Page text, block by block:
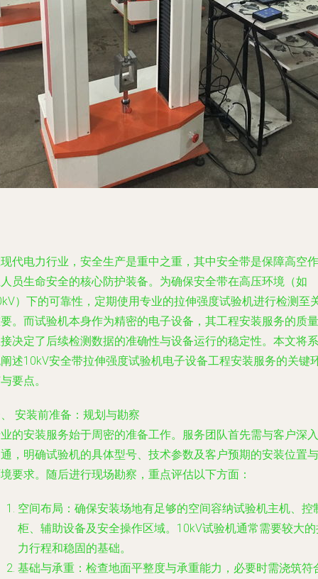
代电力行业，安全生产是重中之重，其中安全带是保障高空作
员生命安全的核心防护装备。为确保安全带在高压环境（如
）下的可靠性，定期使用专业的拉伸强度试验机进行检测至
。而试验机本身作为精密的电子设备，其工程安装服务的质量
决定了后续检测数据的准确性与设备运行的稳定性。本文将系
述10kV安全带拉伸强度试验机电子设备工程安装服务的关键
要点。
安装前准备：规划与勘察
的安装服务始于周密的准备工作。服务团队首先需与客户深入
，明确试验机的具体型号、技术参数及客户预期的安装位置与
要求。随后进行现场勘察，重点评估以下方面：
空间布局 ：确保安装场地有足够的空间容纳试验机主机、控
柜、辅助设备及安全操作区域。10kV试验机通常需要较大
力行程和稳固的基础。
基础与承重 ：检查地面平整度与承重能力，必要时需浇筑符